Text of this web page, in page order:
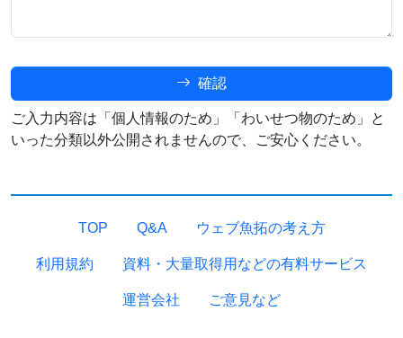
確認
ご入力内容は「個人情報のため」「わいせつ物のため」と
いった分類以外公開されませんので、ご安心ください。
TOP Q&A ウェブ魚拓の考え方
利用規約 資料・大量取得用などの有料サービス
運営会社 ご意見など